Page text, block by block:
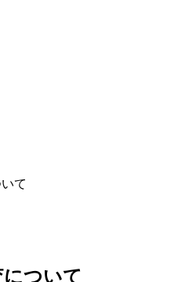
て
ついて